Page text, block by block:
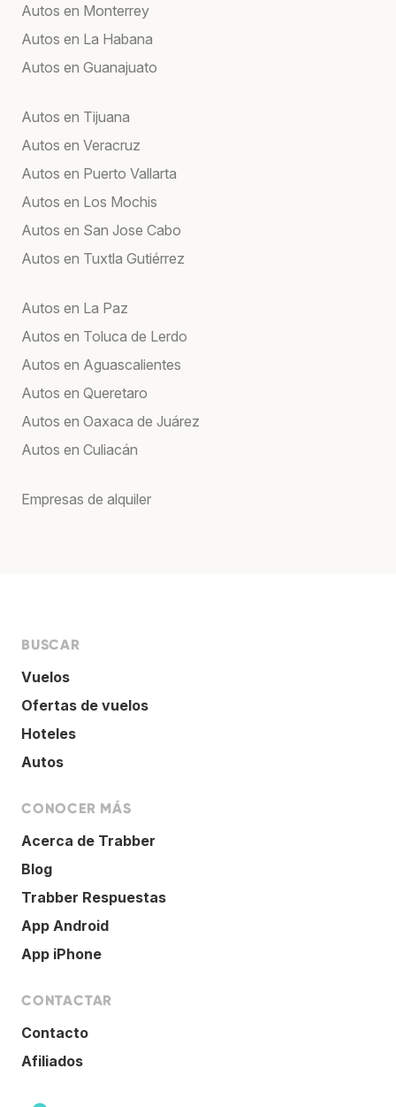
Autos en Monterrey
Autos en La Habana
Autos en Guanajuato
Autos en Tijuana
Autos en Veracruz
Autos en Puerto Vallarta
Autos en Los Mochis
Autos en San Jose Cabo
Autos en Tuxtla Gutiérrez
Autos en La Paz
Autos en Toluca de Lerdo
Autos en Aguascalientes
Autos en Queretaro
Autos en Oaxaca de Juárez
Autos en Culiacán
Empresas de alquiler
BUSCAR
Vuelos
Ofertas de vuelos
Hoteles
Autos
CONOCER MÁS
Acerca de Trabber
Blog
Trabber Respuestas
App Android
App iPhone
CONTACTAR
Contacto
Afiliados